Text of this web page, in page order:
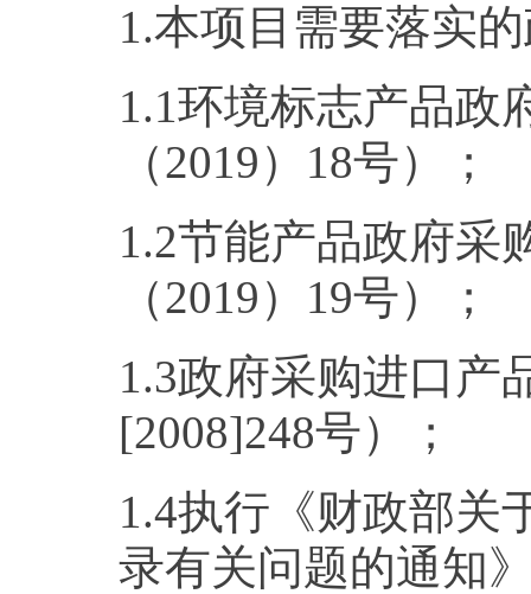
1.本项目需要落实
1.1环境标志产品政
（2019）18号）；
1.2节能产品政府采
（2019）19号）；
1.3政府采购进口产
[2008]248号）；
1.4执行《财政部关
录有关问题的通知